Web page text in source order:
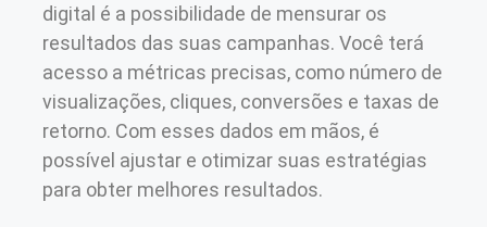
digital é a possibilidade de mensurar os
resultados das suas campanhas. Você terá
acesso a métricas precisas, como número de
visualizações, cliques, conversões e taxas de
retorno. Com esses dados em mãos, é
possível ajustar e otimizar suas estratégias
para obter melhores resultados.